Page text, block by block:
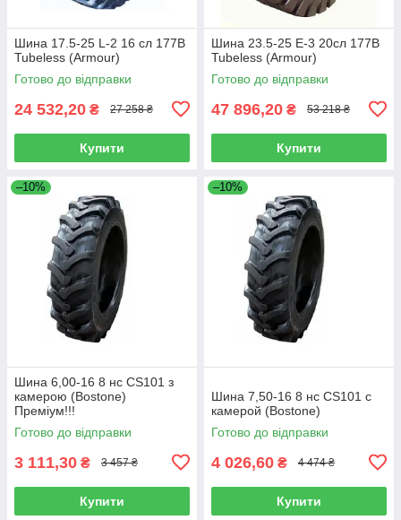
Шина 17.5-25 L-2 16 сл 177B
Tubeless (Armour)
Готово до відправки
24 532,20 ₴ 27 258 ₴
Купити
Шина 23.5-25 E-3 20сл 177B
Tubeless (Armour)
Готово до відправки
47 896,20 ₴ 53 218 ₴
Купити
–10%
Шина 6,00-16 8 нс CS101 з
камерою (Bostone)
Преміум!!!
Готово до відправки
3 111,30 ₴ 3 457 ₴
Купити
–10%
Шина 7,50-16 8 нс CS101 с
камерой (Bostone)
Готово до відправки
4 026,60 ₴ 4 474 ₴
Купити